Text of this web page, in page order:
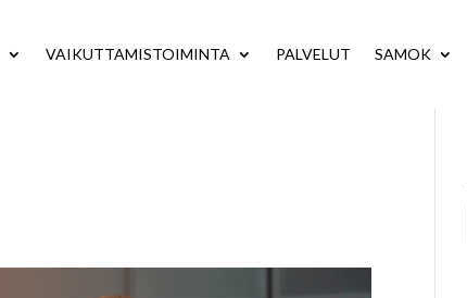
VAIKUTTAMISTOIMINTA PALVELUT SAMOK